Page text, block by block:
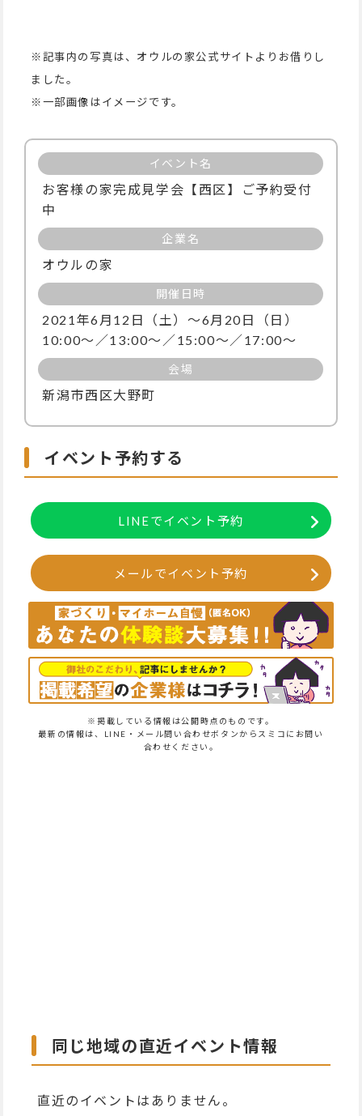
※記事内の写真は、オウルの家公式サイトよりお借りし
ました。
※一部画像はイメージです。
イベント名
お客様の家完成見学会【西区】ご予約受付
中
企業名
オウルの家
開催日時
2021年6月12日（土）〜6月20日（日）
10:00〜／13:00～／15:00～／17:00～
会場
新潟市西区大野町
イベント予約する
LINEでイベント予約
メールでイベント予約
※掲載している情報は公開時点のものです。
最新の情報は、LINE・メール問い合わせボタンからスミコにお問い
合わせください。
同じ地域の直近イベント情報
直近のイベントはありません。